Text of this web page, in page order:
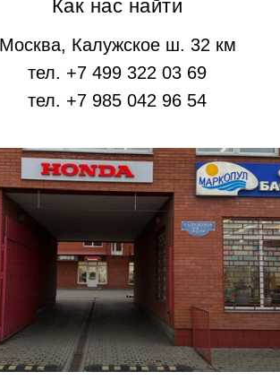
Как нас найти
Москва, Калужское ш. 32 км
тел. +7 499 322 03 69
тел. +7 985 042 96 54